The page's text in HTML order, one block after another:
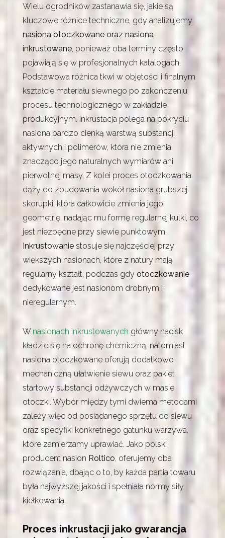
Wielu ogrodników zastanawia się, jakie są
kluczowe różnice techniczne, gdy analizujemy
nasiona otoczkowane oraz nasiona
inkrustowane, ponieważ oba terminy często
pojawiają się w profesjonalnych katalogach.
Podstawowa różnica tkwi w objętości i finalnym
kształcie materiału siewnego po zakończeniu
procesu technologicznego w zakładzie
produkcyjnym. Inkrustacja polega na pokryciu
nasiona bardzo cienką warstwą substancji
aktywnych i polimerów, która nie zmienia
znacząco jego naturalnych wymiarów ani
pierwotnej masy. Z kolei proces otoczkowania
dąży do zbudowania wokół nasiona grubszej
skorupki, która całkowicie zmienia jego
geometrię, nadając mu formę regularnej kulki, co
jest niezbędne przy siewie punktowym.
Inkrustowanie stosuje się najczęściej przy
większych nasionach, które z natury mają
regularny kształt, podczas gdy otoczkowanie
dedykowane jest nasionom drobnym i
nieregularnym.
W nasionach inkrustowanych główny nacisk
kładzie się na ochronę chemiczną, natomiast
nasiona otoczkowane oferują dodatkowo
mechaniczną ułatwienie siewu oraz pakiet
startowy substancji odżywczych w masie
otoczki. Wybór między tymi dwiema metodami
zależy więc od posiadanego sprzętu do siewu
oraz specyfiki konkretnego gatunku warzywa,
które zamierzamy uprawiać. Jako polski
producent nasion Roltico, oferujemy oba
rozwiązania, dbając o to, by każda partia towaru
była najwyższej jakości i spełniała normy siły
kiełkowania.
Proces inkrustacji jako gwarancja